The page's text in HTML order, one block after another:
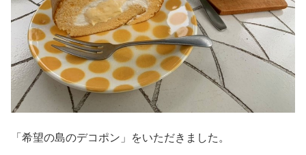
「希望の島のデコポン」をいただきました。